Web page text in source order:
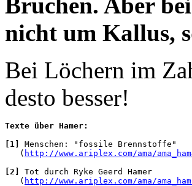
nicht um Kallus,
Bei Löchern im
desto besser!
Texte über Hamer:
[1]
Menschen: "fossile Brennstoffe"
   (
http://www.ariplex.com/ama/
[2]
Tot durch Ryke Geerd Hamer
   (
http://www.ariplex.com/ama/